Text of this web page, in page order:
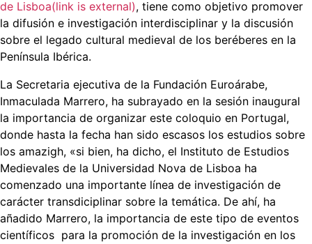
de Lisboa(link is external), tiene como objetivo promover
la difusión e investigación interdisciplinar y la discusión
sobre el legado cultural medieval de los beréberes en la
Península Ibérica.
La Secretaria ejecutiva de la Fundación Euroárabe,
Inmaculada Marrero, ha subrayado en la sesión inaugural
la importancia de organizar este coloquio en Portugal,
donde hasta la fecha han sido escasos los estudios sobre
los amazigh, «si bien, ha dicho, el Instituto de Estudios
Medievales de la Universidad Nova de Lisboa ha
comenzado una importante línea de investigación de
carácter transdiciplinar sobre la temática. De ahí, ha
añadido Marrero, la importancia de este tipo de eventos
científicos para la promoción de la investigación en los